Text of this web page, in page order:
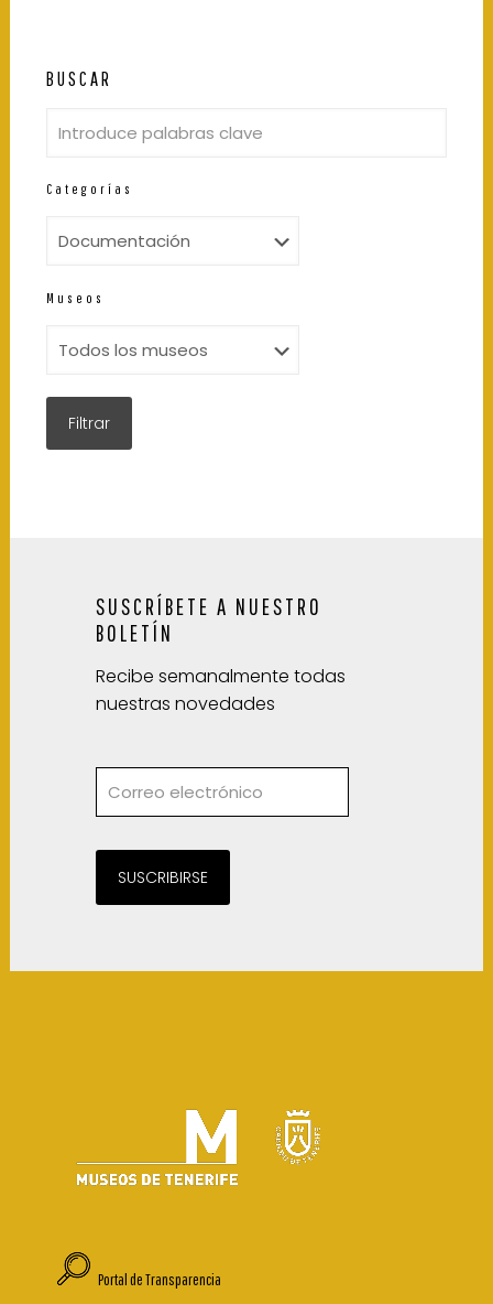
BUSCAR
Categorías
Museos
SUSCRÍBETE A NUESTRO
BOLETÍN
Recibe semanalmente todas
nuestras novedades
SUSCRIBIRSE
Portal de Transparencia